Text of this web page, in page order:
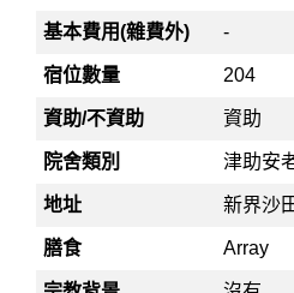
基本費用(雜費外) -
宿位數量 204
資助/不資助 資助
院舍類別 津助安
地址 新界沙
膳食 Array